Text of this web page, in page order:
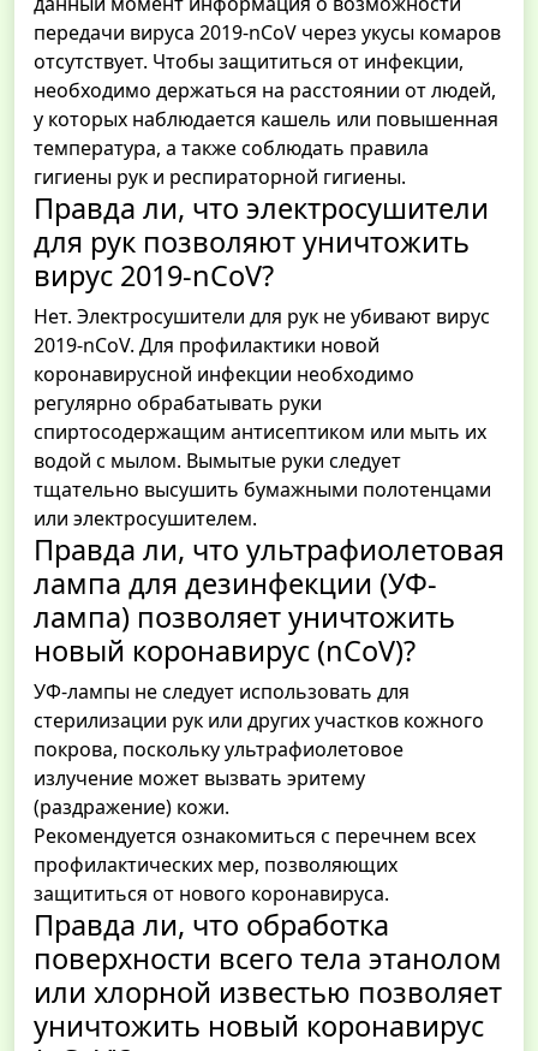
передачи вируса 2019-nCoV через укусы комаров
отсутствует. Чтобы защититься от инфекции,
необходимо держаться на расстоянии от людей,
у которых наблюдается кашель или повышенная
температура, а также соблюдать правила
гигиены рук и респираторной гигиены.
Правда ли, что электросушители
для рук позволяют уничтожить
вирус 2019-nCoV?
Нет. Электросушители для рук не убивают вирус
2019-nCoV. Для профилактики новой
коронавирусной инфекции необходимо
регулярно обрабатывать руки
спиртосодержащим антисептиком или мыть их
водой с мылом. Вымытые руки следует
тщательно высушить бумажными полотенцами
или электросушителем.
Правда ли, что ультрафиолетовая
лампа для дезинфекции (УФ-
лампа) позволяет уничтожить
новый коронавирус (nCoV)?
УФ-лампы не следует использовать для
стерилизации рук или других участков кожного
покрова, поскольку ультрафиолетовое
излучение может вызвать эритему
(раздражение) кожи.
Рекомендуется ознакомиться с перечнем всех
профилактических мер, позволяющих
защититься от нового коронавируса.
Правда ли, что обработка
поверхности всего тела этанолом
или хлорной известью позволяет
уничтожить новый коронавирус